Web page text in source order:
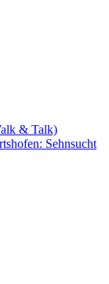
& Talk)
Sehnsucht